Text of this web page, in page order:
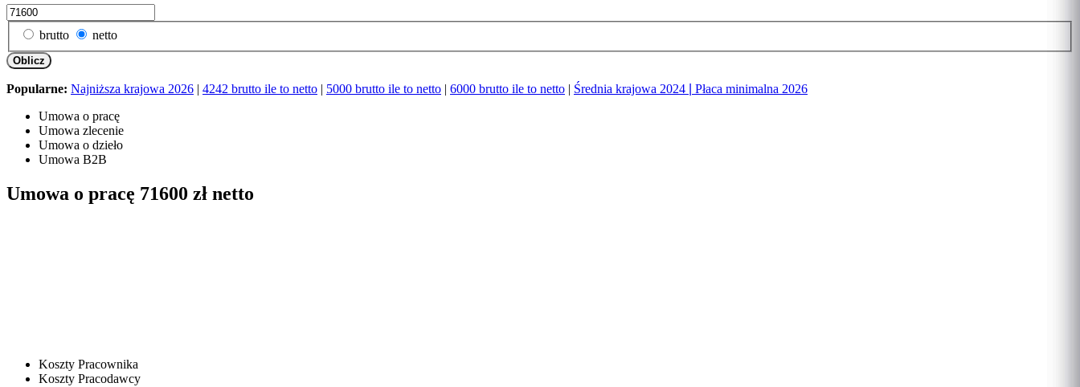
brutto netto
Oblicz
Popularne: Najniższa krajowa 2026 | 4242 brutto ile to netto | 5000 brutto ile to netto | 6000 brutto ile to netto | Średnia krajowa 2024
Płaca minimalna 2026
Umowa o pracę
Umowa zlecenie
Umowa o dzieło
Umowa B2B
Umowa o pracę 71600 zł netto
Koszty Pracownika
Koszty Pracodawcy